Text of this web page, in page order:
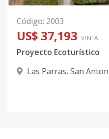
Código: 2003
US$ 37,193 VENTA
Proyecto Ecoturístico
Las Parras, San